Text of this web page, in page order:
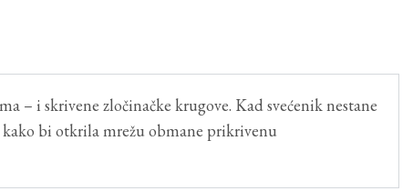
– i skrivene zločinačke krugove. Kad svećenik nestane
bi otkrila mrežu obmane prikrivenu